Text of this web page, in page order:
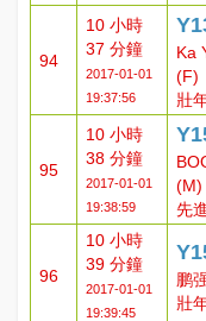
94
10 小時
37 分鐘
2017-01-01
19:37:56
Ka
(F)
壯
95
10 小時
38 分鐘
2017-01-01
19:38:59
(M)
先
96
10 小時
39 分鐘
2017-01-01
19:39:45
鹏
壯